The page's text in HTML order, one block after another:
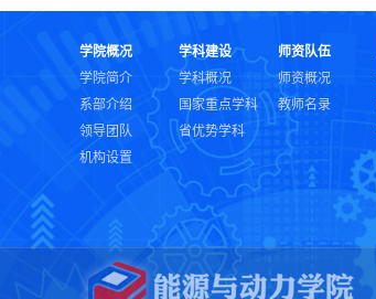
学院概况
学院简介
系部介绍
领导团队
机构设置
学科建设
学科概况
国家重点学科
省优势学科
师资队伍
师资概况
教师名录